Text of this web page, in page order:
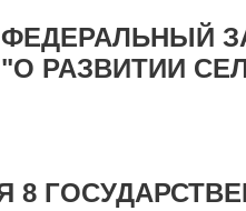
ФЕДЕРАЛЬНЫЙ
"О РАЗВИТИИ
8